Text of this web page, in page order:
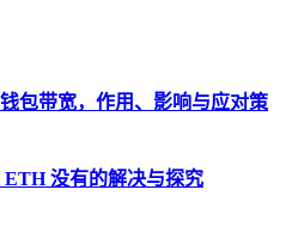
包带宽，作用、影响与应对策
ETH 没有的解决与探究